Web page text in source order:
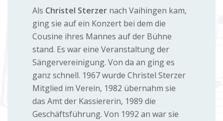
Als Christel Sterzer nach Vaihingen kam,
ging sie auf ein Konzert bei dem die
Cousine ihres Mannes auf der Bühne
stand. Es war eine Veranstaltung der
Sängervereinigung. Von da an ging es
ganz schnell. 1967 wurde Christel Sterzer
Mitglied im Verein, 1982 übernahm sie
das Amt der Kassiererin, 1989 die
Geschäftsführung. Von 1992 an war sie